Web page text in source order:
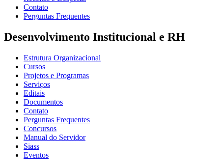
Contato
Perguntas Frequentes
Desenvolvimento Institucional e RH
Estrutura Organizacional
Cursos
Projetos e Programas
Serviços
Editais
Documentos
Contato
Perguntas Frequentes
Concursos
Manual do Servidor
Siass
Eventos